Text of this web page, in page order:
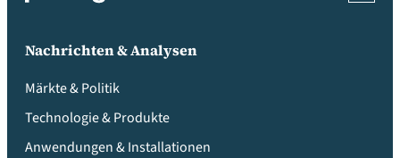
Nachrichten & Analysen
Märkte & Politik
Technologie & Produkte
Anwendungen & Installationen